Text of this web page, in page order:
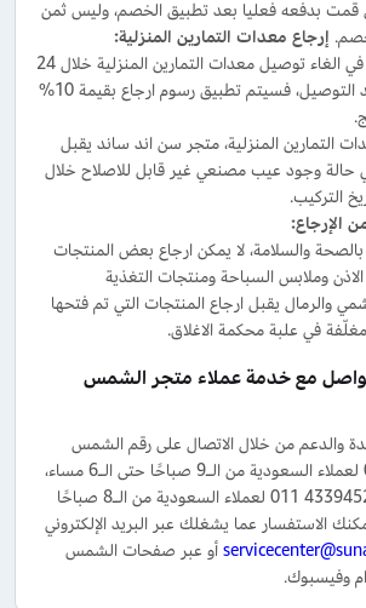
قمت بدفعه فعليا بعد تطبيق الخصم، وليس ثمن
إرجاع معدات التمارين المنزلية:
اذا كنت ترغب في الغاء توصيل معدات التمارين المنزلية خلال 24
ساعة من موعد التوصيل، فسيتم تطبيق رسوم ارجاع بقيمة 10%
التمارين المنزلية، متجر سن اند ساند يقبل
حالة وجود عيب مصنعي غير قابل للاصلاح خلال
الإرجاع:
والسلامة، لا يمكن ارجاع بعض المنتجات
وملابس السباحة ومنتجات التغذية
والرمال يقبل ارجاع المنتجات التي تم فتحها
في علبة محكمة الاغلاق.
مع خدمة عملاء متجر الشمس
والدعم من خلال الاتصال على رقم الشمس
والرمال 3149000 04 لعملاء السعودية من الـ9 صباحًا حتى الـ6 مساء،
أو الاتصال على الرقم 4339452 011 لعملاء السعودية من الـ8 صباحًا
أو عبر صفحات الشمس
وفيسبوك.